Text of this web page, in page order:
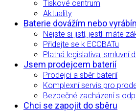
Tiskové centrum
Aktuality
Baterie dovážím nebo
Nejste si jistí, jestli máte
Přidejte se k ECOBATu
Platná legislativa, smluvní
Jsem prodejcem baterií
Prodejci a sběr baterií
Komplexní servis pro
Bezpečné zacházení s
Chci se zapojit do sběru